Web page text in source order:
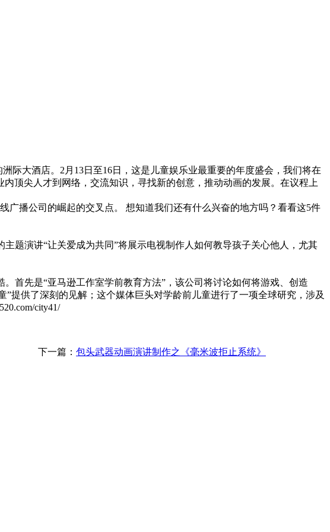
际大酒店。2月13日至16日，这是儿童娱乐业最重要的年度盛会，我们将在
顶尖人才到网络，交流知识，寻找新的创意，推动动画的发展。在议程上
播公司的崛起的交叉点。 想知道我们还有什么兴奋的地方吗？看看这5件
题演讲“让关爱成为共同”将展示电视制作人如何教导孩子关心他人，尤其
首先是“亚马逊工作室学前教育方法”，该公司将讨论如何将游戏、创造
提供了深刻的见解；这个媒体巨头对学龄前儿童进行了一项全球研究，涉及
city41/
下一篇： 包头武器动画演讲制作之《毫米波拒止系统》